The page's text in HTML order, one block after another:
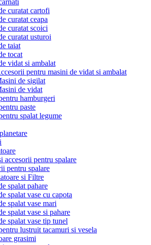
curatat cartofi
curatat ceapa
curatat scoici
curatat usturoi
taiat
tocat
vidat si ambalat
pentru masini de vidat si ambalat
de sigilat
de vidat
hamburgeri
paste
spalat legume
accesorii pentru spalare
pentru spalare
si Filtre
spalat pahare
spalat vase cu capota
spalat vase mari
spalat vase si pahare
spalat vase tip tunel
lustruit tacamuri si vesela
grasimi